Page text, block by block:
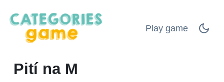
Play game
Pití na M